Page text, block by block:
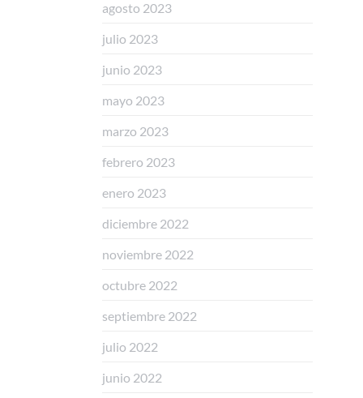
agosto 2023
julio 2023
junio 2023
mayo 2023
marzo 2023
febrero 2023
enero 2023
diciembre 2022
noviembre 2022
octubre 2022
septiembre 2022
julio 2022
junio 2022